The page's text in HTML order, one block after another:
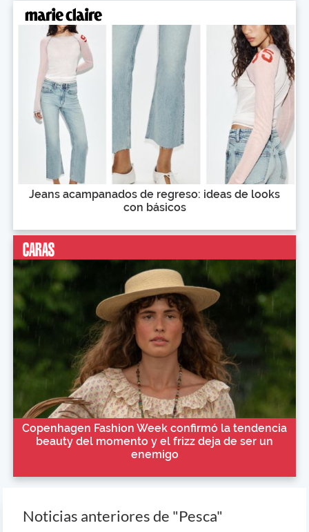
Jeans acampanados de regreso: ideas de looks
con básicos
Copenhagen Fashion Week confirmó la tendencia
beauty del momento y el frizz deja de ser un
enemigo
Noticias anteriores de "Pesca"